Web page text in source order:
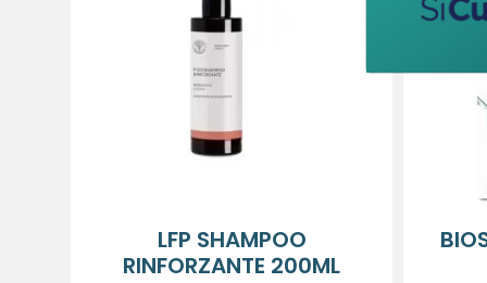
LFP SHAMPOO
RINFORZANTE 200ML